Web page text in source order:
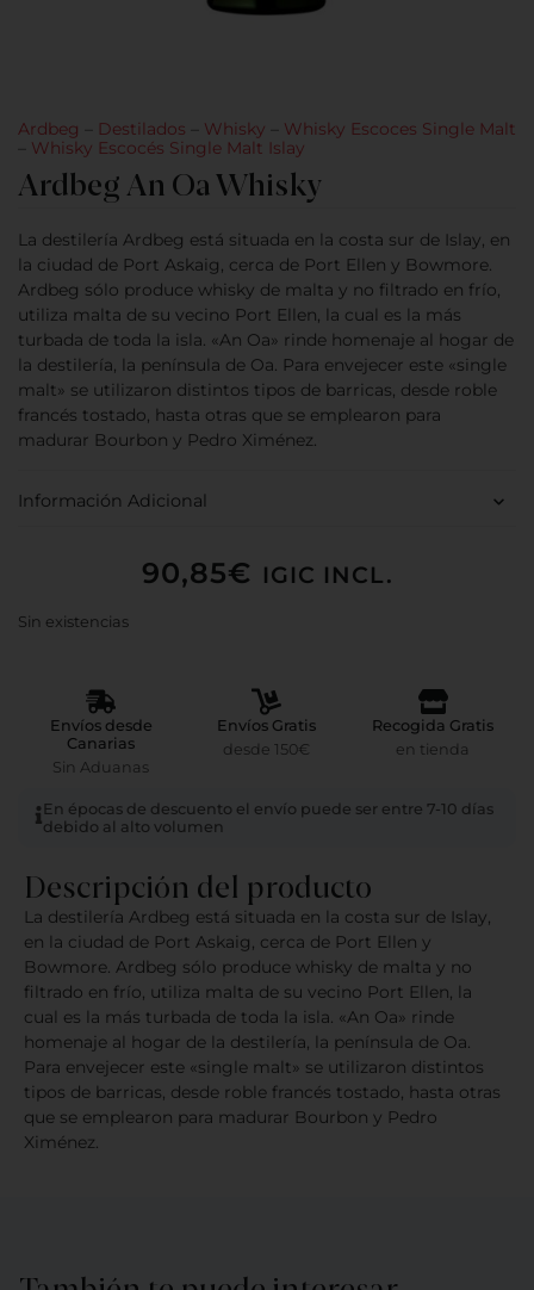
Ardbeg Destilados Whisky
Whisky Escoces Single Malt
Whisky Escocés Single Malt Islay
Ardbeg An Oa Whisky
La destilería Ardbeg está situada en la costa sur de Islay, en
la ciudad de Port Askaig, cerca de Port Ellen y Bowmore.
Ardbeg sólo produce whisky de malta y no filtrado en frío,
utiliza malta de su vecino Port Ellen, la cual es la más
turbada de toda la isla. «An Oa» rinde homenaje al hogar de
la destilería, la península de Oa. Para envejecer este «single
malt» se utilizaron distintos tipos de barricas, desde roble
francés tostado, hasta otras que se emplearon para
madurar Bourbon y Pedro Ximénez.
Información Adicional
90,85€ IGIC INCL.
Sin existencias
Envíos desde
Canarias
Sin Aduanas
Envíos Gratis
desde 150€
Recogida Gratis
en tienda
En épocas de descuento el envío puede ser entre 7-10 días
debido al alto volumen
Descripción del producto
La destilería Ardbeg está situada en la costa sur de Islay,
en la ciudad de Port Askaig, cerca de Port Ellen y
Bowmore. Ardbeg sólo produce whisky de malta y no
filtrado en frío, utiliza malta de su vecino Port Ellen, la
cual es la más turbada de toda la isla. «An Oa» rinde
homenaje al hogar de la destilería, la península de Oa.
Para envejecer este «single malt» se utilizaron distintos
tipos de barricas, desde roble francés tostado, hasta otras
que se emplearon para madurar Bourbon y Pedro
Ximénez.